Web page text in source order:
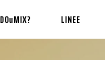
DOuMIX? LINEE